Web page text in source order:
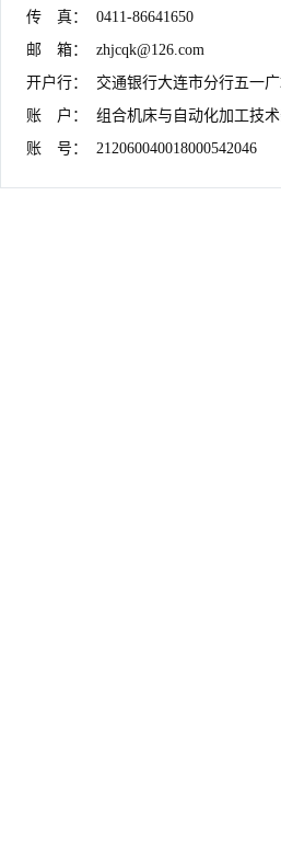
传　真：	0411-86641650
邮　箱：	zhjcqk@126.com
开户行：	交通银行大连市分行五一广场支行
账　户：	组合机床与自动化加工技术杂志社
账　号：	212060040018000542046